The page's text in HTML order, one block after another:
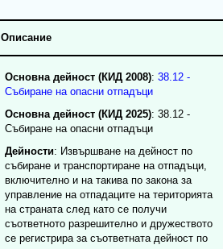
Описание
Основна дейност (КИД 2008): 38.12 -
Събиране на опасни отпадъци
Основна дейност (КИД 2025): 38.12 -
Събиране на опасни отпадъци
Дейности: Извършване на дейност по
събиране и транспортиране на отпадъци,
включително и на такива по закона за
управление на отпадаците на територията
на страната след като се получи
съответното разрешително и дружеството
се регистрира за съответната дейност по